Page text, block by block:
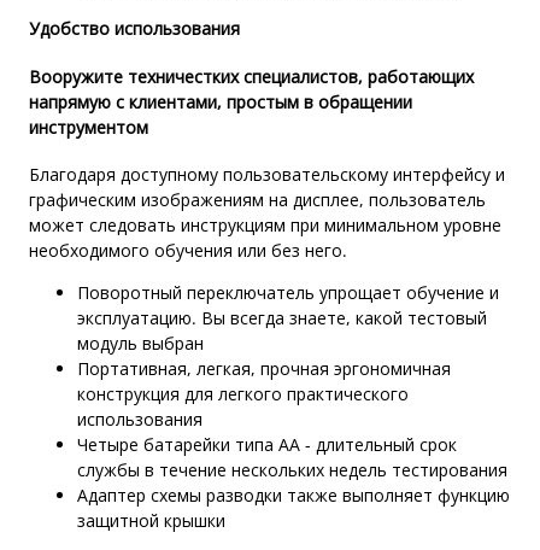
Удобство использования
Вооружите техничестких специалистов, работающих
напрямую с клиентами, простым в обращении
инструментом
Благодаря доступному пользовательскому интерфейсу и
графическим изображениям на дисплее, пользователь
может следовать инструкциям при минимальном уровне
необходимого обучения или без него.
Поворотный переключатель упрощает обучение и
эксплуатацию. Вы всегда знаете, какой тестовый
модуль выбран
Портативная, легкая, прочная эргономичная
конструкция для легкого практического
использования
Четыре батарейки типа AA - длительный срок
службы в течение нескольких недель тестирования
Адаптер схемы разводки также выполняет функцию
защитной крышки